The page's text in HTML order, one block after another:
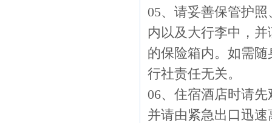
05、请妥善保管护
内以及大行李中，
的保险箱内。如需
行社责任无关。
06、住宿酒店时请
并请由紧急出口迅